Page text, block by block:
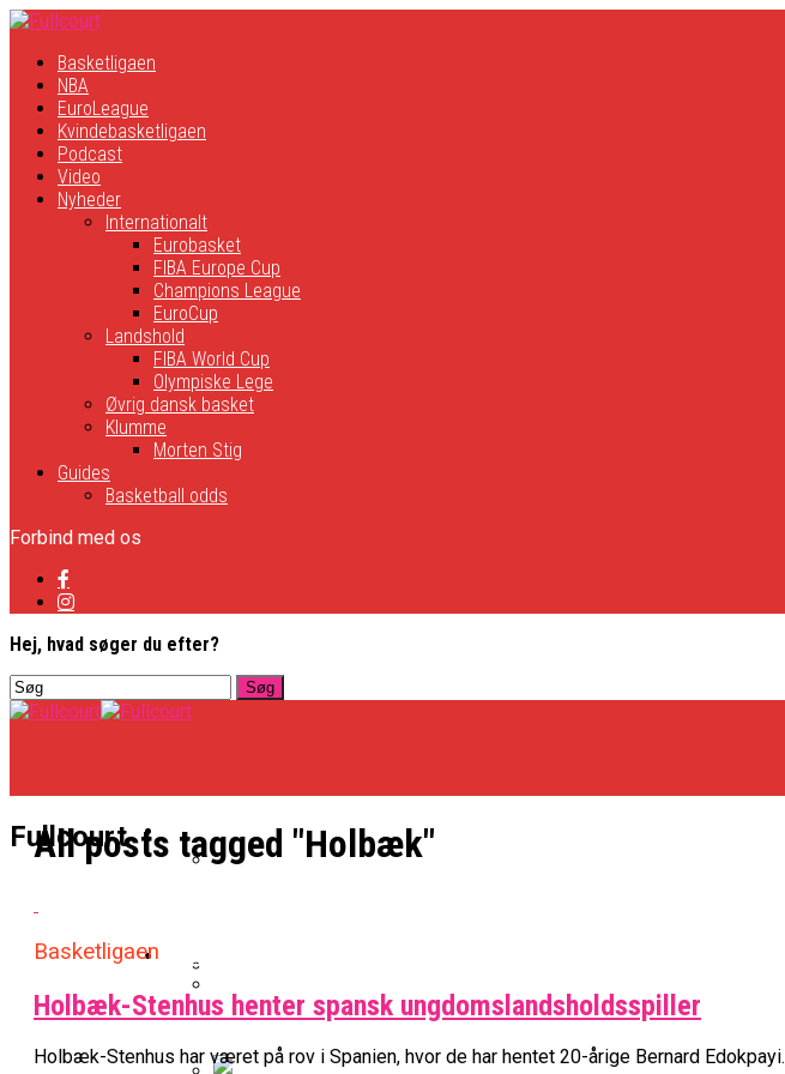
Basketligaen
NBA
EuroLeague
Kvindebasketligaen
Podcast
Video
Nyheder
Internationalt
Eurobasket
FIBA Europe Cup
Champions League
EuroCup
Landshold
FIBA World Cup
Olympiske Lege
Øvrig dansk basket
Klumme
Morten Stig
Guides
Basketball odds
Forbind med os
Hej, hvad søger du efter?
Fullcourt Basketligaen
BK Vejen Opruster: Amerikansk Point Guard På Plads
NBA
All posts tagged "Holbæk"
Basketligaen
Holbæk-Stenhus henter spansk ungdomslandsholdsspiller
Holbæk-Stenhus har været på rov i Spanien, hvor de har hentet 20-årige Bernard Edokpayi.